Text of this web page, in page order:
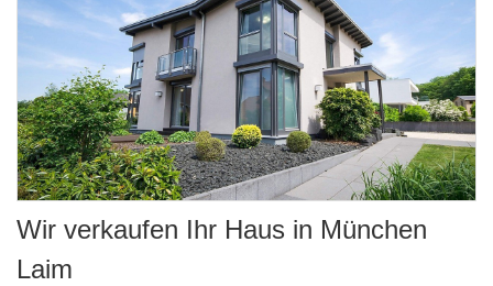
Wir verkaufen Ihr Haus in München
Laim